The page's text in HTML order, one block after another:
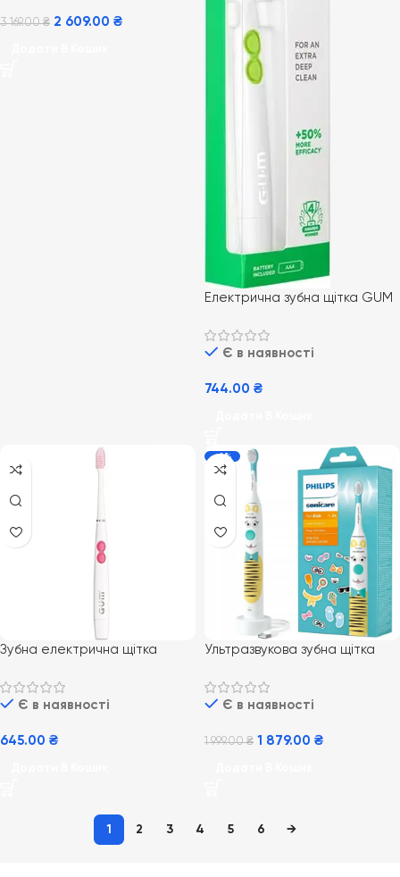
3 169.00₴ 2 609.00 ₴
Електрична зубна щітка GUM
Є в наявності
744.00 ₴
Зубна електрична щітка
Є в наявності
645.00 ₴
-6%
Ультразвукова зубна щітка
HX3601/01
Є в наявності
1 999.00₴ 1 879.00 ₴
1 2 3 4 5 6 →